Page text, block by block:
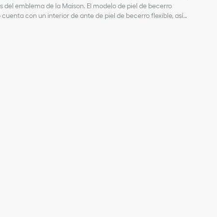
del emblema de la Maison. El modelo de piel de becerro
con un interior de ante de piel de becerro flexible, así
bolso Dior Bobby de tamaño mediano colgado del hombro,